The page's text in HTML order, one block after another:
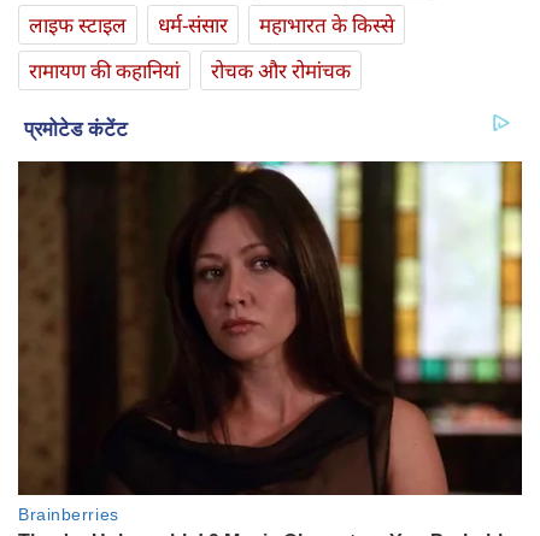
लाइफ स्‍टाइल
धर्म-संसार
महाभारत के किस्से
रामायण की कहानियां
रोचक और रोमांचक